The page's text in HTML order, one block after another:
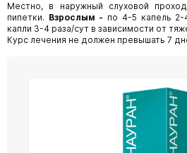
Местно, в наружный слуховой
пипетки. Взрослым - по 4-5 капель 2-
капли 3-4 раза/сут в зависимости от
Курс лечения не должен превышать 7